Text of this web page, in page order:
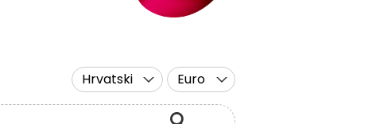
Euro
Hrvatski